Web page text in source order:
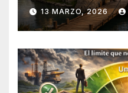
13 MARZO, 2026